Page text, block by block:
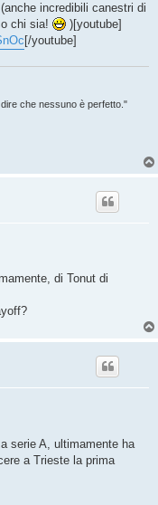
incredibili canestri di
chi sia!
)[youtube]
[/youtube]
che nessuno è perfetto."
di Tonut di
serie A, ultimamente ha
a Trieste la prima